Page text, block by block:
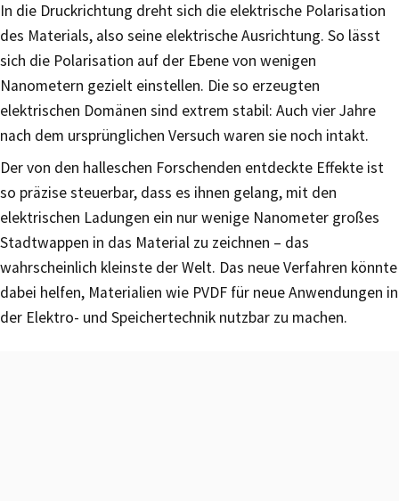
In die Druckrichtung dreht sich die elektrische Polarisation
des Materials, also seine elektrische Ausrichtung. So lässt
sich die Polarisation auf der Ebene von wenigen
Nanometern gezielt einstellen. Die so erzeugten
elektrischen Domänen sind extrem stabil: Auch vier Jahre
nach dem ursprünglichen Versuch waren sie noch intakt.
Der von den halleschen Forschenden entdeckte Effekte ist
so präzise steuerbar, dass es ihnen gelang, mit den
elektrischen Ladungen ein nur wenige Nanometer großes
Stadtwappen in das Material zu zeichnen – das
wahrscheinlich kleinste der Welt. Das neue Verfahren könnte
dabei helfen, Materialien wie PVDF für neue Anwendungen in
der Elektro- und Speichertechnik nutzbar zu machen.